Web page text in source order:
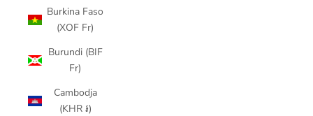
Burkina Faso
(XOF Fr)
Burundi (BIF
Fr)
Cambodja
(KHR ៛)